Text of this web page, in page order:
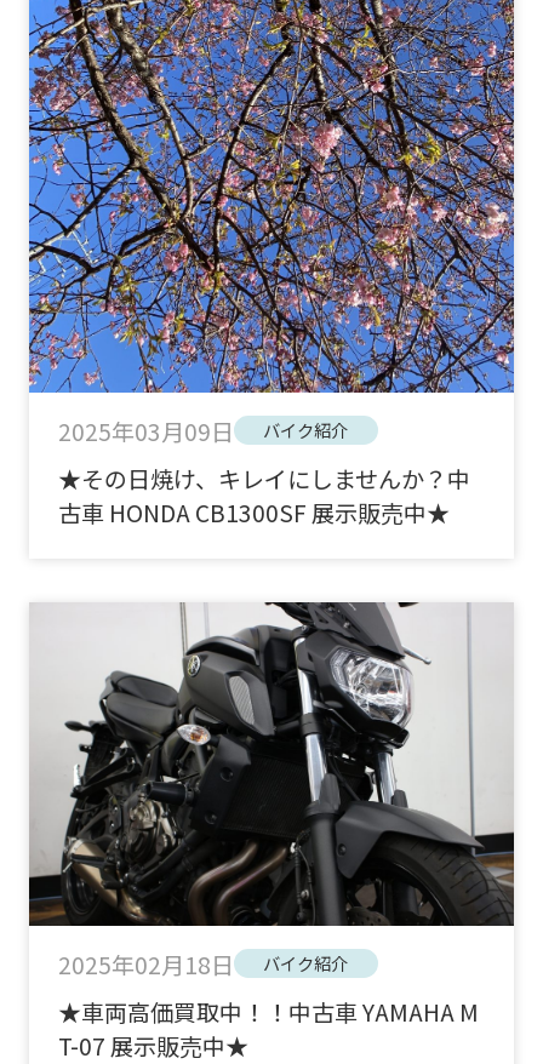
2025年03月09日 バイク紹介
★その日焼け、キレイにしませんか？中
古車 HONDA CB1300SF 展示販売中★
2025年02月18日 バイク紹介
★車両高価買取中！！中古車 YAMAHA M
T-07 展示販売中★